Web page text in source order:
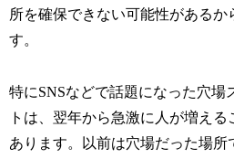
所を確保できない可能性があるか
す。
特にSNSなどで話題になった穴場
トは、翌年から急激に人が増える
あります。以前は穴場だった場所